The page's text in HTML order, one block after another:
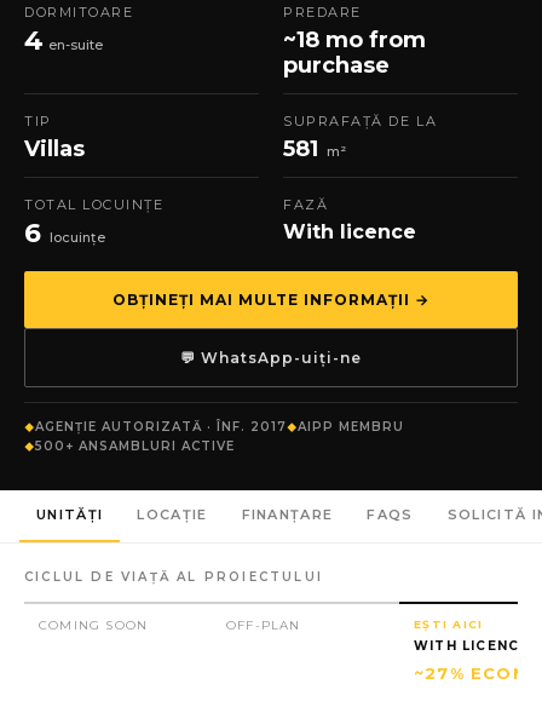
DORMITOARE
4 en-suite
PREDARE
~18 mo from
purchase
TIP
Villas
SUPRAFAȚĂ DE LA
581 m²
TOTAL LOCUINȚE
6 locuințe
FAZĂ
With licence
OBȚINEȚI MAI MULTE INFORMAȚII →
💬 WhatsApp-uiți-ne
AGENȚIE AUTORIZATĂ · ÎNF. 2017
AIPP MEMBRU
500+ ANSAMBLURI ACTIVE
UNITĂȚI LOCAȚIE FINANȚARE FAQS SOLICITĂ
CICLUL DE VIAȚĂ AL PROIECTULUI
COMING SOON OFF-PLAN EȘTI AICI
WITH LICENCE
~27%